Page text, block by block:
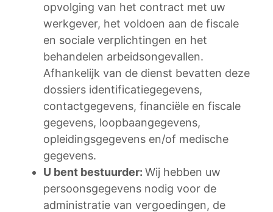
opvolging van het contract met uw
werkgever, het voldoen aan de fiscale
en sociale verplichtingen en het
behandelen arbeidsongevallen.
Afhankelijk van de dienst bevatten deze
dossiers identificatiegegevens,
contactgegevens, financiële en fiscale
gegevens, loopbaangegevens,
opleidingsgegevens en/of medische
gegevens.
U bent bestuurder:Wij hebben uw
persoonsgegevens nodig voor de
administratie van vergoedingen, de